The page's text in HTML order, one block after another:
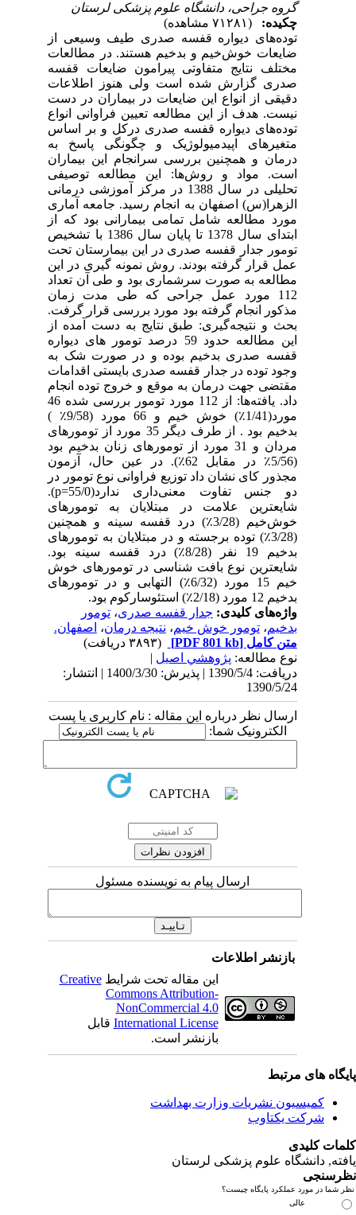
گروه جراحی، دانشگاه علوم پزشکی لرستان
چکیده:
توده‌های دیواره‌ قفسه‌ صدری طیف وسیعی از
ضایعات خوش‌خیم و بدخیم هستند. در مطالعات
مختلف نتایج متفاوتی پیرامون ضایعات قفسه‌
صدری گزارش شده است ولی هنوز اطلاعات
دقیقی از انواع این ضایعات در بیماران در دست
نیست. هدف از این مطالعه تعیین فراوانی انواع
توده‌های دیواره‌ قفسه‌‌ صدری درکل و بر اساس
متغیرهای اپیدمیولوژیک و چگونگی پاسخ به
درمان و همچنین بررسی سرانجام این بیماران
است. مواد و روش‌ها: این مطالعه‌ توصیفی
تحلیلی در سال 1388 در مرکز آموزشی درمانی
الزهرا(س) اصفهان به انجام رسید. جامعه آماری
مورد مطالعه شامل تمامی بیمارانی بود که از
ابتدای سال 1378 تا پایان سال 1386 با تشخیص
تومور جدار قفسه صدری در این بیمارستان تحت
عمل قرار گرفته بودند. روش نمونه گیری در این
مطالعه به صورت سرشماری بود و طی آن تعداد
112 مورد عمل جراحی که طی مدت زمان
مذکور انجام گرفته بود مورد بررسی قرار گرفت.
بحث و نتیجه‌گیری: طبق نتایج به دست آمده از
این مطالعه حدود 59 درصد تومور های دیواره
قفسه صدری بدخیم بوده و در صورت شک به
وجود توده در جدار قفسه صدری بایستی اقدامات
مقتضی جهت درمان به موقع و خروج توده انجام
داد. یافته‌ها: از 112 مورد تومور بررسی شده 46
مورد(1/41٪) خوش خیم و 66 مورد (9/58٪ )
بدخیم بود . از طرف دیگر 35 مورد از تومورهای
مردان و 31 مورد از تومورهای زنان بدخیم بود
(5/56٪ در مقابل 62٪). در عین حال، آزمون
مجذور کای نشان داد توزیع فراوانی نوع تومور در
دو جنس تفاوت معنی‌داری ندارد(55/0=p).
شایعترین علامت در مبتلایان به تومورهای
خوش‌خیم (3/28٪) درد قفسه سینه و همچنین
(3/28٪) توده برجسته و در مبتلایان به تومورهای
بدخیم 19 نفر (8/28٪) درد قفسه سینه بود.
شایعترین نوع بافت شناسی در تومورهای خوش
خیم 15 مورد (6/32٪) التهابی و در تومورهای
بدخیم 12 مورد (2/18٪) استئوسارکوم بود.
واژه‌های کلیدی:جدار قفسه صدری،تومور
بدخیم،تومور خوش خیم،نتیجه درمان،اصفهان.
متن کامل[PDF 801 kb]
نوع مطالعه:پژوهشي اصیل|
دریافت: 1390/5/4 | پذیرش: 1400/3/30 | انتشار:
1390/5/24
ارسال نظر درباره این مقاله : نام کاربری یا پست
الکترونیک شما:
ارسال پیام به نویسنده مسئول
بازنشر اطلاعات
این مقاله تحت شرایطCreative
Commons Attribution-
NonCommercial 4.0
International Licenseقابل
بازنشر است.
های مرتبط
کمیسیون نشریات وزارت بهداشت
شرکت یکتاوب
کلیدی
, دانشگاه علوم پزشکی لرستان
شما در مورد عملکرد پایگاه چیست؟
عالی